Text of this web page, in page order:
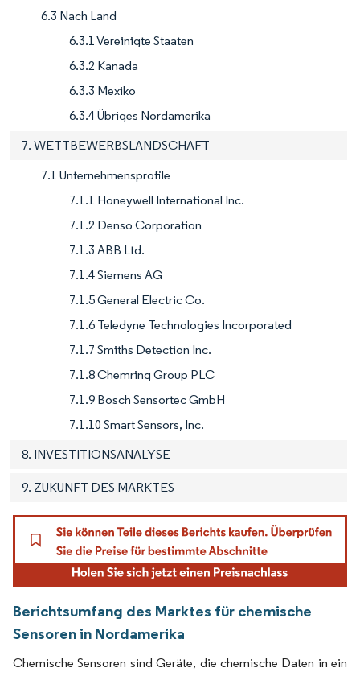
6.3 Nach Land
6.3.1 Vereinigte Staaten
6.3.2 Kanada
6.3.3 Mexiko
6.3.4 Übriges Nordamerika
7. WETTBEWERBSLANDSCHAFT
7.1 Unternehmensprofile
7.1.1 Honeywell International Inc.
7.1.2 Denso Corporation
7.1.3 ABB Ltd.
7.1.4 Siemens AG
7.1.5 General Electric Co.
7.1.6 Teledyne Technologies Incorporated
7.1.7 Smiths Detection Inc.
7.1.8 Chemring Group PLC
7.1.9 Bosch Sensortec GmbH
7.1.10 Smart Sensors, Inc.
8. INVESTITIONSANALYSE
9. ZUKUNFT DES MARKTES
Berichtsumfang des Marktes für chemische
Sensoren in Nordamerika
Chemische Sensoren sind Geräte, die chemische Daten in ein